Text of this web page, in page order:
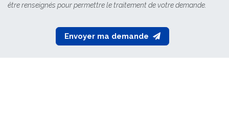
être renseignés pour permettre le traitement de votre demande.
Envoyer ma demande